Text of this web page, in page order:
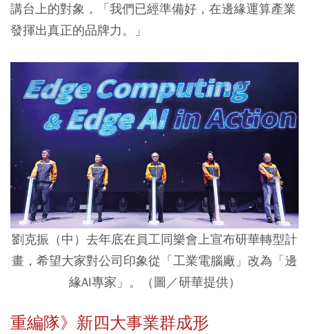
講台上的對象，「我們已經準備好，在邊緣運算產業
發揮出真正的品牌力。」
劉克振（中）去年底在員工同樂會上宣布研華轉型計
畫，希望大家對公司印象從「工業電腦廠」改為「邊
緣AI專家」。（圖／研華提供）
重編隊》新四大事業群成形